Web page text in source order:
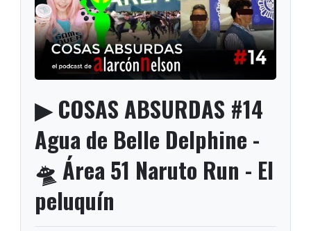
▶ COSAS ABSURDAS #14
Agua de Belle Delphine -
🛸 Área 51 Naruto Run - El
peluquín